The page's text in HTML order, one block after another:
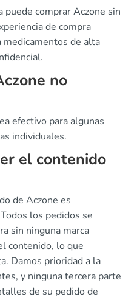
puede comprar Aczone sin
de compra
medicamentos de alta
no
efectivo para algunas
individuales.
el contenido
de Aczone es
los pedidos se
sin ninguna marca
contenido, lo que
Damos prioridad a la
y ninguna tercera parte
de su pedido de